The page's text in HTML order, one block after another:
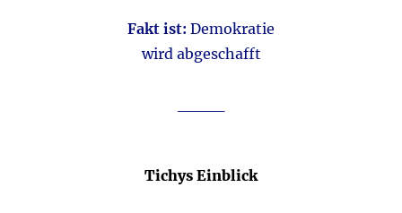
Fakt ist: Demokratie
wird abgeschafft
Tichys Einblick